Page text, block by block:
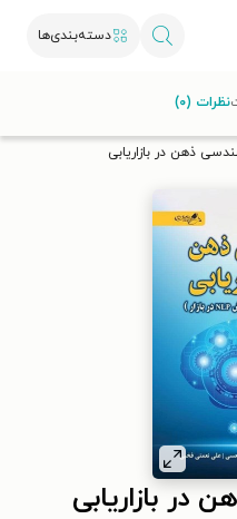
دسته‌بندی‌ها
کن.
ذهن در بازاریابی
بازاریابی
نظرات (۰)